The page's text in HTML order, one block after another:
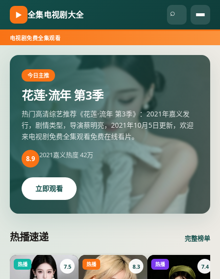
▶ 全集电视剧大全 ⌕
电视剧免费全集观看
全集电视剧大全-电视剧免费
今日主推
花莲·流年 第3季
热门高清综艺推荐《花莲·流年 第3季》：2021年嘉义发
行，剧情类型，导演蔡明亮，2021年10月5日更新，欢迎
来电视剧免费全集观看免费在线看片。
8.9 2021嘉义热度42万
立即观看
热播速递 完整榜单
热播 7.5 热播 8.3 热播 7.4